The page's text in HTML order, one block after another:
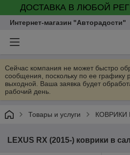
ДОСТАВКА В ЛЮБОЙ
Интернет-магазин "Авторадости"
Сейчас компания не может быстро
сообщения, поскольку по ее графику
выходной. Ваша заявка будет
рабочий день.
Товары и услуги КОВРИКИ
LEXUS RX (2015-) коврики в